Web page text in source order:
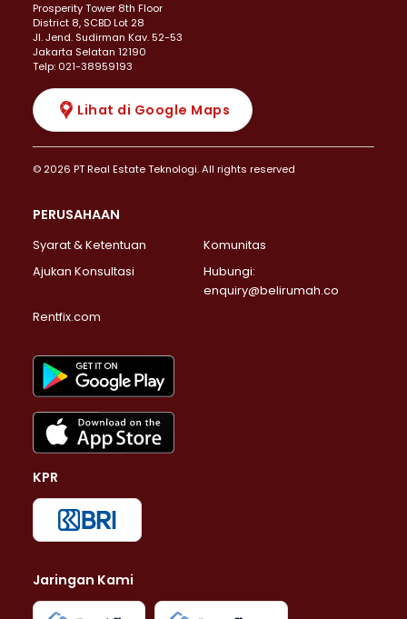
Prosperity Tower 8th Floor
District 8, SCBD Lot 28
JI. Jend. Sudirman Kav. 52-53
Jakarta Selatan 12190
Telp: 021-38959193
Lihat di Google Maps
© 2026 PT Real Estate Teknologi. All rights reserved
PERUSAHAAN
Syarat & Ketentuan
Komunitas
Ajukan Konsultasi
Hubungi:
enquiry@belirumah.co
Rentfix.com
KPR
Jaringan Kami